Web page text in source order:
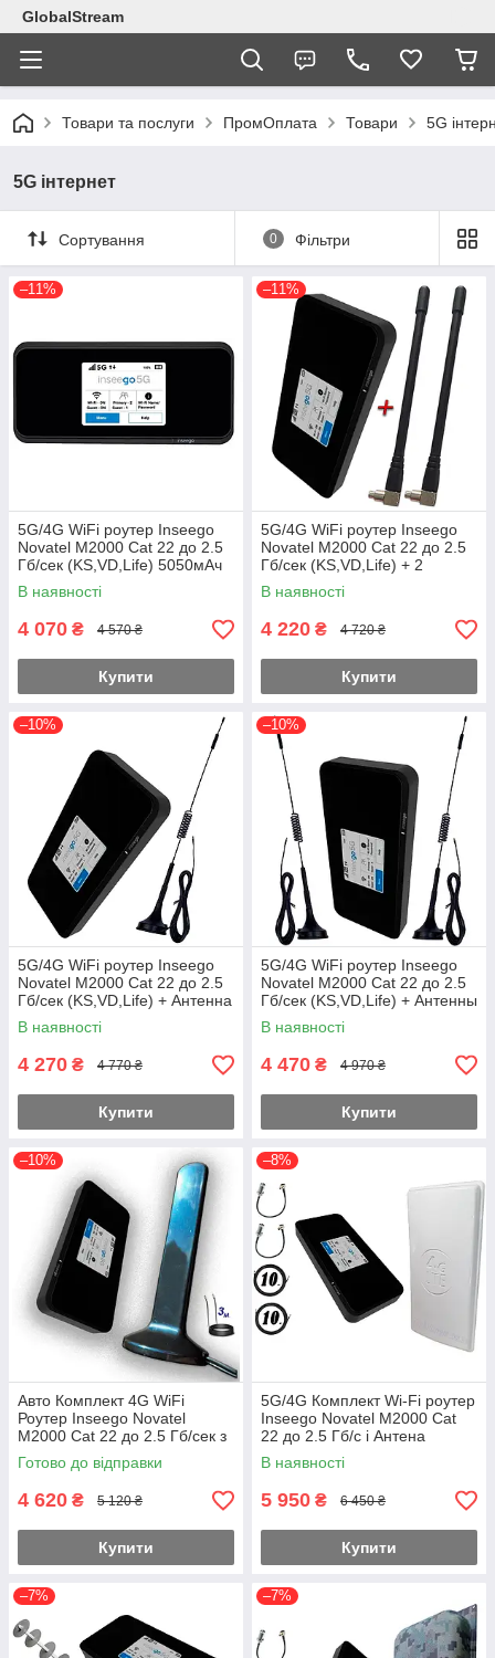
GlobalStream
Товари та послуги ПромОплата Товари 5G
5G інтернет
Сортування 0 Фільтри
–11%
5G/4G WiFi роутер Inseego
Novatel M2000 Cat 22 до 2.5
Гб/сек (KS,VD,Life) 5050мАч
+ входы под антенну MiMo
Укр.
В наявності
4 070 ₴ 4 570 ₴
Купити
–11%
5G/4G WiFi роутер Inseego
Novatel M2000 Cat 22 до 2.5
Гб/сек (KS,VD,Life) + 2
антенны
В наявності
4 220 ₴ 4 720 ₴
Купити
–10%
5G/4G WiFi роутер Inseego
Novatel M2000 Cat 22 до 2.5
Гб/сек (KS,VD,Life) + Антенна
на 3 метра
В наявності
4 270 ₴ 4 770 ₴
Купити
–10%
5G/4G WiFi роутер Inseego
Novatel M2000 Cat 22 до 2.5
Гб/сек (KS,VD,Life) + Антенны
2x3 метра
В наявності
4 470 ₴ 4 970 ₴
Купити
–10%
Авто Комплект 4G WiFi
Роутер Inseego Novatel
M2000 Cat 22 до 2.5 Гб/сек з
антеною MIMO 2×16dbi
Магніт 3 м.
Готово до відправки
4 620 ₴ 5 120 ₴
Купити
–8%
5G/4G Комплект Wi-Fi роутер
Inseego Novatel M2000 Cat
22 до 2.5 Гб/с і Антена
планштова MIMO 2×24dbi
(48дб)
В наявності
5 950 ₴ 6 450 ₴
Купити
–7% –7%